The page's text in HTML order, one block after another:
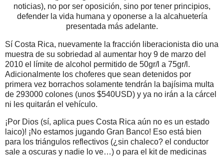
noticias), no por ser oposición, sino por tener principios,
defender la vida humana y oponerse a la alcahuetería
presentada más adelante.
Sí Costa Rica, nuevamente la fracción liberacionista dio una
muestra de su sobriedad al aumentar hoy 9 de marzo del
2010 el límite de alcohol permitido de 50gr/l a 75gr/l.
Adicionalmente los choferes que sean detenidos por
primera vez borrachos solamente tendrán la bajísima multa
de 293000 colones (unos $540USD) y ya no irán a la cárcel
ni les quitarán el vehículo.
¡Por Dios (sí, aplica pues Costa Rica aún no es un estado
laico)! ¡No estamos jugando Gran Banco! Eso está bien
para los triángulos reflectivos (¿sin chaleco? el conductor
sale a oscuras y nadie lo ve…) o para el kit de medicinas